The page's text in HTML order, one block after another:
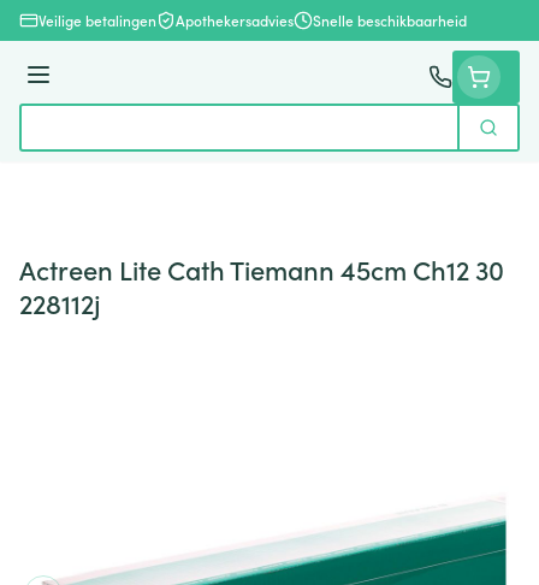
Ga naar de inhoud
Veilige betalingen Apothekersadvies Snelle beschikbaarheid
Menu
Zoek
Actreen Lite Cath Tiemann 45cm Ch12 30
228112j